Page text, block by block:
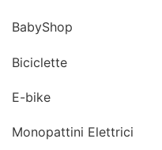
BabyShop
Biciclette
E-bike
Monopattini Elettrici